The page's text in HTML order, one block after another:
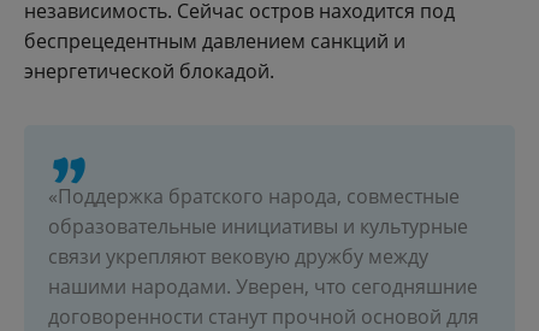
независимость. Сейчас остров находится под
беспрецедентным давлением санкций и
энергетической блокадой.
«Поддержка братского народа, совместные
образовательные инициативы и культурные
связи укрепляют вековую дружбу между
нашими народами. Уверен, что сегодняшние
договоренности станут прочной основой для